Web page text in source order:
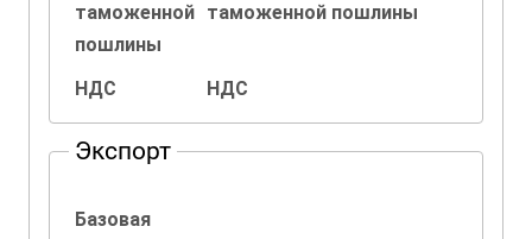
таможенной
пошлины
таможенной пошлины
НДС НДС
Экспорт
Базовая